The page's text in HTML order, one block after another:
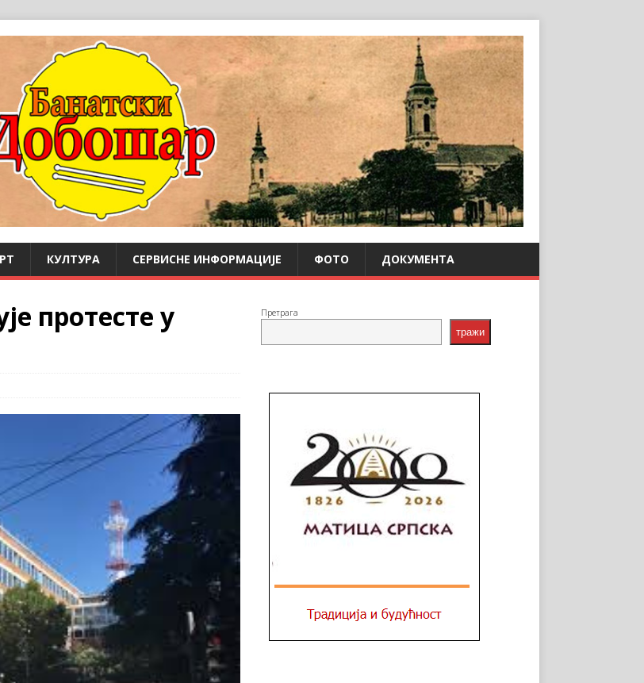
КУЛТУРА СЕРВИСНЕ ИНФОРМАЦИЈЕ ФОТО ДОКУМЕНТА
протесте у
Претрага
тражи